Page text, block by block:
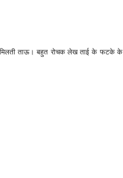
मिलती ताऊ। बहुत रोचक लेख ताई के फटके के